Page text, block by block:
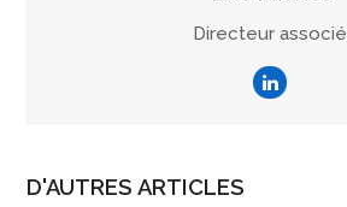
Directeur associé
LinkedIn
D'AUTRES ARTICLES